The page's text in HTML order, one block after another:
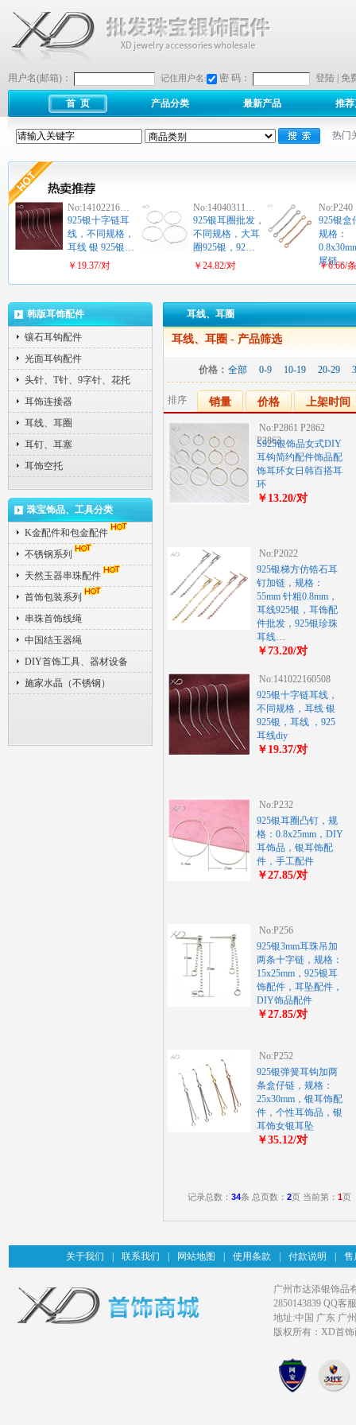
用户名(邮箱)： 记住用户名: 密 码： 登陆 免
首 页 产品分类 最新产品 推
热门
No:14102216…
925银十字链耳
线，不同规格，
耳线 银 925银…
￥19.37/对
No:14040311…
925银耳圈批发，
不同规格，大耳
圈925银，92…
￥24.82/对
No:P240
925银盒
规格：
尾链，…
￥6.66/条
韩版耳饰配件
镶石耳钩配件
光面耳钩配件
头针、T针、9字针、花托
耳饰连接器
耳线、耳圈
耳钉、耳塞
耳饰空托
珠宝饰品、工具分类
K金配件和包金配件
不锈钢系列
天然玉器串珠配件
首饰包装系列
串珠首饰线绳
中国结玉器绳
DIY首饰工具、器材设备
施家水晶（不锈钢）
耳线、耳圈
耳线、耳圈 - 产品筛选
价格： 全部 0-9 10-19 20-29
排序 销量 价格 上架时间
No:P2861 P2862
P2863
S925银饰品女式DIY
耳钩简约配件饰品配
饰耳环女日韩百搭耳
环
￥13.20/对
No:P2022
925银梯方仿锆石耳
钉加链，规格：
55mm 针粗0.8mm，
耳线925银，耳饰配
件批发，925银珍珠
耳线…
￥73.20/对
No:141022160508
925银十字链耳线，
不同规格，耳线 银
925银，耳线 ，925
耳线diy
￥19.37/对
No:P232
925银耳圈凸钉，规
格：0.8x25mm，DIY
耳饰品，银耳饰配
件，手工配件
￥27.85/对
No:P256
925银3mm耳珠吊加
两条十字链，规格：
15x25mm，925银耳
饰配件，耳坠配件，
DIY饰品配件
￥27.85/对
No:P252
925银弹簧耳钩加两
条盒仔链，规格：
25x30mm，银耳饰配
件，个性耳饰品，银
耳饰女银耳坠
￥35.12/对
记录总数： 34条 总页数： 2页 当前第： 1页
关于我们 联系我们 网站地图 使用条款 付款说明 售
广州市达添银饰品
2850143839 QQ客
地址:中国 广东 广
版权所有：XD首